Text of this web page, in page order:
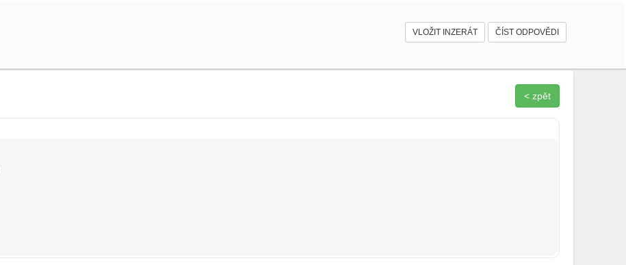
VLOŽIT INZERÁT ČÍST ODPOVĚDI
< zpět